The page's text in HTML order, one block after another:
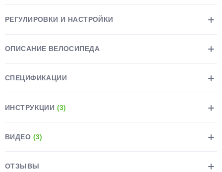
РЕГУЛИРОВКИ И НАСТРОЙКИ
ОПИСАНИЕ ВЕЛОСИПЕДА
СПЕЦИФИКАЦИИ
ИНСТРУКЦИИ (3)
ВИДЕО (3)
ОТЗЫВЫ